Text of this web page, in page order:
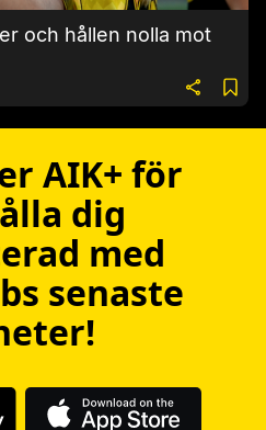
och hållen nolla mot
AIK+ för
dig
med
senaste